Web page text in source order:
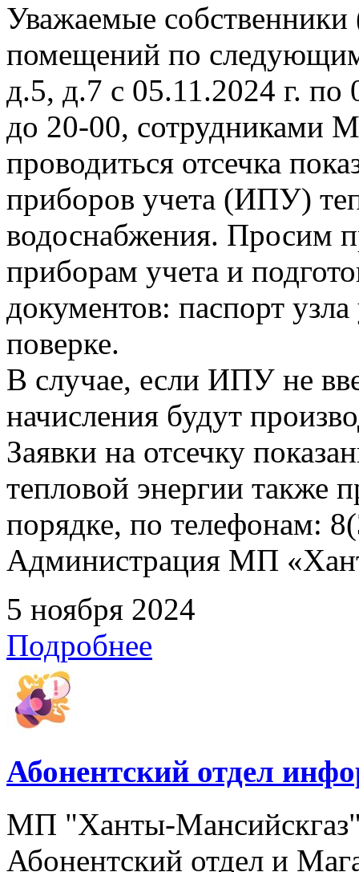
Уважаемые
помещений по
д.5, д.7 с 05.11.2024 г.
до 20-00, сотрудниками
проводиться отсечка
приборов учета (ИПУ)
водоснабжения. Просим
приборам учета и
документов: паспорт узла
поверке.
В случае, если ИПУ не
начисления будут
Заявки на отсечку
тепловой энергии также
порядке, по телефонам:
Администрация МП
5 ноября 2024
Подробнее
Абонентский отдел
МП "Ханты-Мансийскгаз"
Абонентский отдел и